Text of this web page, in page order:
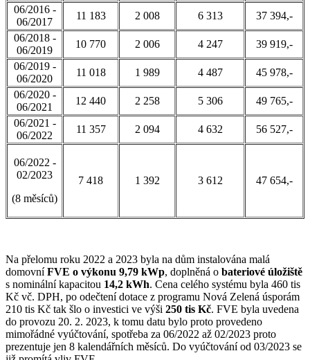
06/2016 -
06/2017
11 183 2 008 6 313
37 394,-
06/2018 -
06/2019
10 770 2 006 4 247
39 919,-
06/2019 -
06/2020
11 018 1 989 4 487
45 978,-
06/2020 -
06/2021
12 440 2 258 5 306
49 765,-
06/2021 -
06/2022
11 357 2 094 4 632 56 527,-
06/2022 -
02/2023
(8 měsíců)
7 418 1 392 3 612 47 654,-
Na přelomu roku 2022 a 2023 byla na dům instalována malá
domovníFVE o výkonu 9,79 kWp, doplněná o bateriové úložiště
s nominální kapacitou 14,2 kWh. Cena celého systému byla 460 tis
Kč vč. DPH, po odečtení dotace z programu Nová Zelená úsporám
210 tis Kč tak šlo o investici ve výši 250 tis Kč. FVE byla uvedena
do provozu 20. 2. 2023, k tomu datu bylo proto provedeno
mimořádné vyúčtování, spotřeba za 06/2022 až 02/2023 proto
prezentuje jen 8 kalendářních měsíců. Do vyúčtování od 03/2023 se